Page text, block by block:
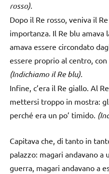
rosso).
Dopo il Re rosso, veniva il
importanza. Il Re blu amava
amava essere circondato
essere proprio al centro,
(Indichiamo il Re blu).
Infine, c’era il Re giallo. Al
mettersi troppo in mostra:
perché era un po’ timido.
Capitava che, di tanto in
palazzo: magari andavano a
guerra, magari andavano a